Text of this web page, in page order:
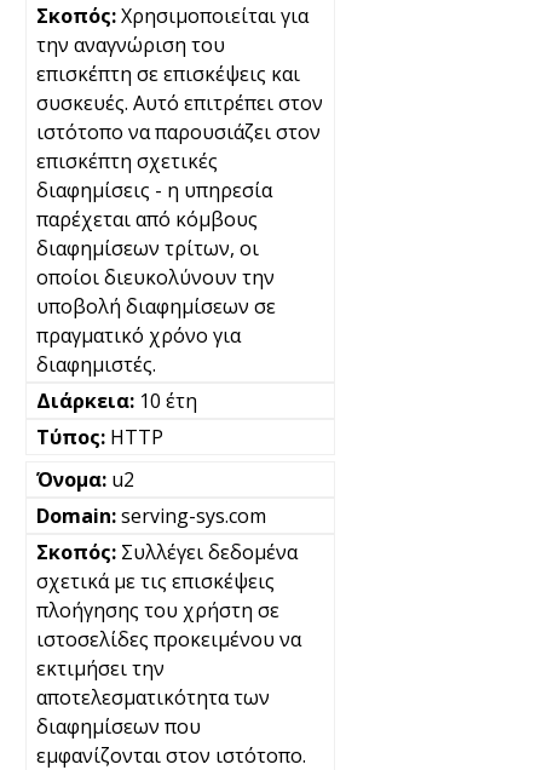
Χρησιμοποιείται για
την αναγνώριση του
επισκέπτη σε επισκέψεις και
συσκευές. Αυτό επιτρέπει στον
ιστότοπο να παρουσιάζει στον
επισκέπτη σχετικές
διαφημίσεις - η υπηρεσία
παρέχεται από κόμβους
διαφημίσεων τρίτων, οι
οποίοι διευκολύνουν την
υποβολή διαφημίσεων σε
πραγματικό χρόνο για
διαφημιστές.
10 έτη
HTTP
u2
serving-sys.com
Συλλέγει δεδομένα
σχετικά με τις επισκέψεις
πλοήγησης του χρήστη σε
ιστοσελίδες προκειμένου να
εκτιμήσει την
αποτελεσματικότητα των
διαφημίσεων που
εμφανίζονται στον ιστότοπο.